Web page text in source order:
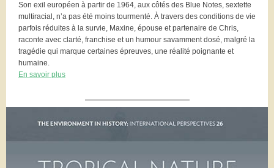
Son exil européen à partir de 1964, aux côtés des Blue Notes, sextette
multiracial, n’a pas été moins tourmenté. À travers des conditions de vie
parfois réduites à la survie, Maxine, épouse et partenaire de Chris,
raconte avec clarté, franchise et un humour savamment dosé, malgré la
tragédie qui marque certaines épreuves, une réalité poignante et
humaine.
En savoir plus